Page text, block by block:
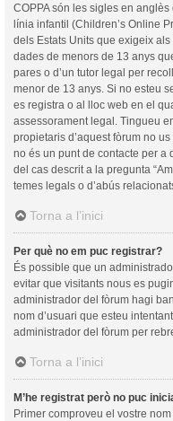
COPPA són les sigles en
línia infantil (Children’s Online
dels Estats Units que exigeix
dades de menors de 13 anys
pares o d’un tutor legal per
menor de 13 anys. Si no esteu
es registra o al lloc web en el
assessorament legal. Tingueu
propietaris d’aquest fòrum no
no és un punt de contacte per
del cas descrit a la pregunta
temes legals o d’abús
Torna a l’inici
Per què no em puc registrar?
És possible que un
evitar que visitants nous es
administrador del fòrum hagi
nom d’usuari que esteu
administrador del fòrum per
Torna a l’inici
M’he registrat però no puc
Primer comproveu el vostre